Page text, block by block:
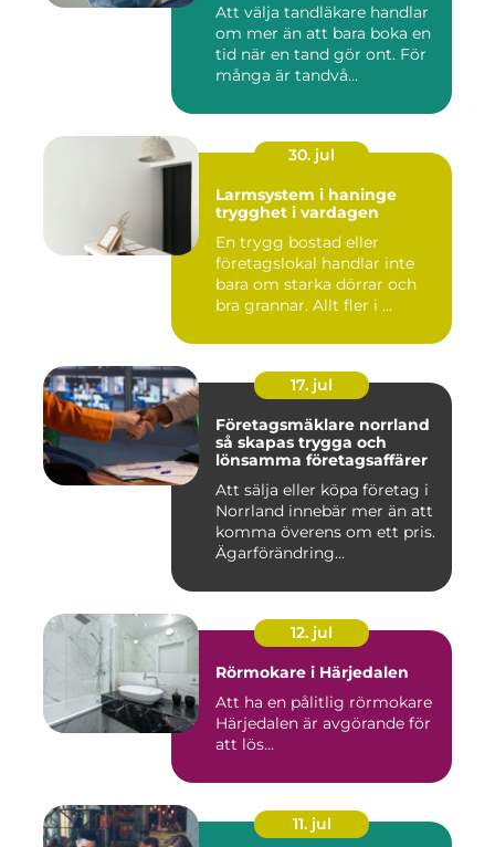
Att välja tandläkare handlar
om mer än att bara boka en
tid när en tand gör ont. För
många är tandvå...
30. jul
Larmsystem i haninge
trygghet i vardagen
En trygg bostad eller
företagslokal handlar inte
bara om starka dörrar och
bra grannar. Allt fler i ...
17. jul
Företagsmäklare norrland
så skapas trygga och
lönsamma företagsaffärer
Att sälja eller köpa företag i
Norrland innebär mer än att
komma överens om ett pris.
Ägarförändring...
12. jul
Rörmokare i Härjedalen
Att ha en pålitlig rörmokare
Härjedalen är avgörande för
att lös...
11. jul